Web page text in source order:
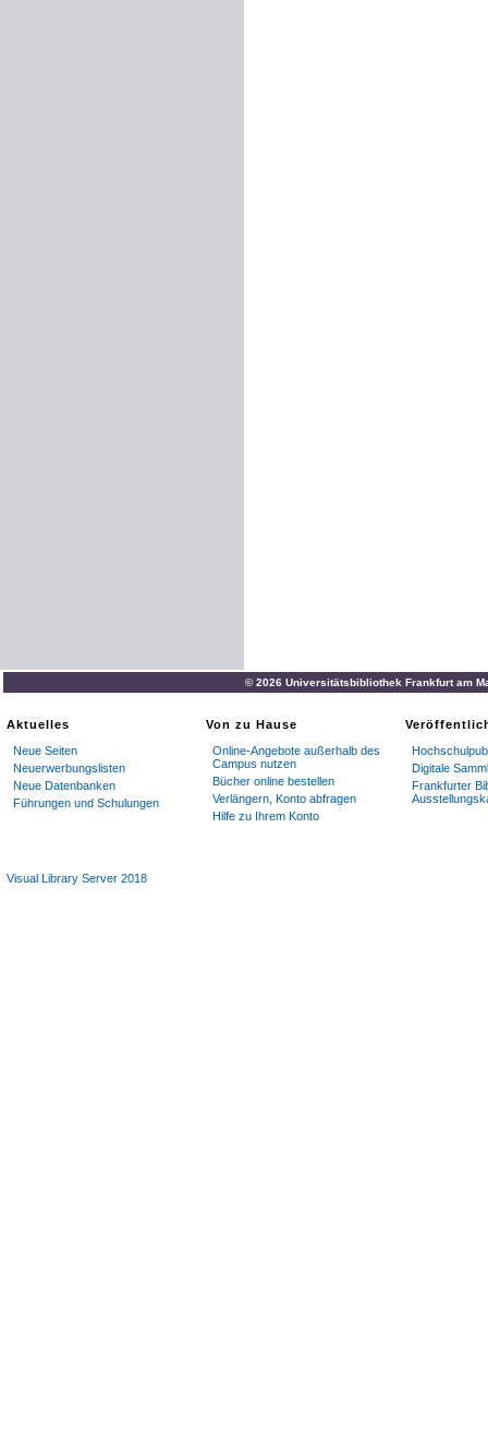
© 2026 Universitätsbibliothek Frankfurt am
Aktuelles
Neue Seiten
Neuerwerbungslisten
Neue Datenbanken
Führungen und Schulungen
Von zu Hause
Online-Angebote außerhalb des
Campus nutzen
Bücher online bestellen
Verlängern, Konto abfragen
Hilfe zu Ihrem Konto
Digitale
Frankfurter
Visual Library Server 2018